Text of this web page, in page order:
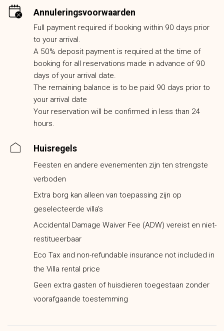
Annuleringsvoorwaarden
Full payment required if booking within 90 days prior
to your arrival.
A 50% deposit payment is required at the time of
booking for all reservations made in advance of 90
days of your arrival date.
The remaining balance is to be paid 90 days prior to
your arrival date
Your reservation will be confirmed in less than 24
hours.
Huisregels
Feesten en andere evenementen zijn ten strengste
verboden
Extra borg kan alleen van toepassing zijn op
geselecteerde villa's
Accidental Damage Waiver Fee (ADW) vereist en niet-
restitueerbaar
Eco Tax and non-refundable insurance not included in
the Villa rental price
Geen extra gasten of huisdieren toegestaan zonder
voorafgaande toestemming